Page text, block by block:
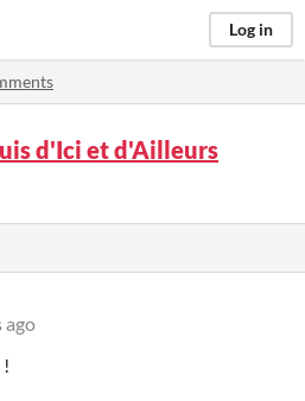
Log in
d'Ici et d'Ailleurs
ago